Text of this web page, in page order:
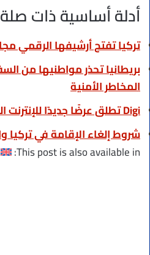
أدلة أساسية ذات صلة
تركيا تفتح أرشيفها الرقمي
بريطانيا تحذر مواطنيها من
المخاطر الأمنية
Digi تطلق عرضًا جديدًا للإنترنت المنزلي في بلجيكا
شروط إلغاء الإقامة في تركيا
This post is also available in: